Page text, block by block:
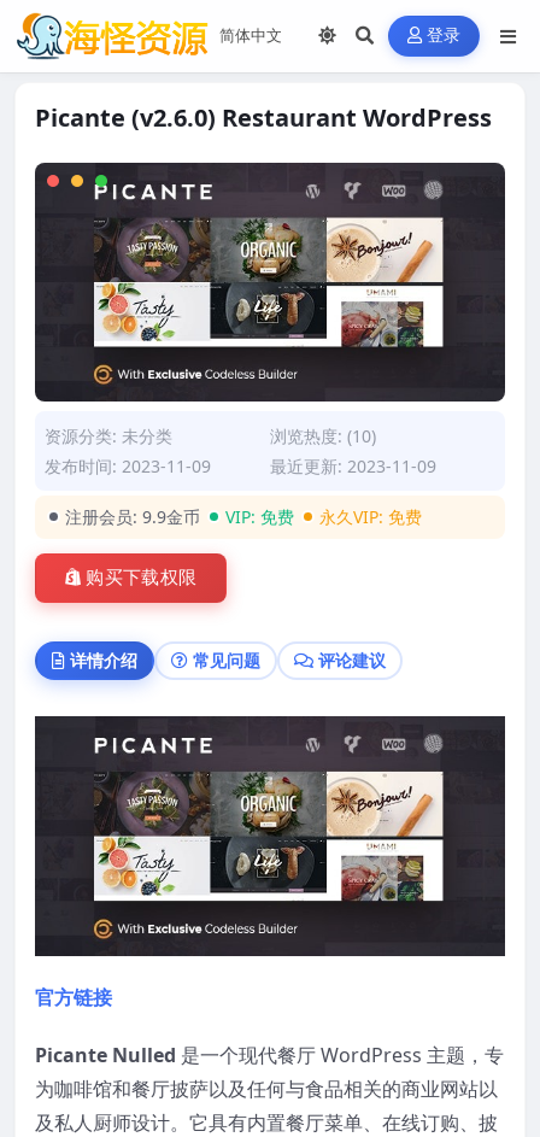
登录
Picante (v2.6.0) Restaurant WordPress
资源分类: 未分类
浏览热度: (10)
发布时间: 2023-11-09
最近更新: 2023-11-09
注册会员: 9.9金币 VIP: 免费 永久VIP: 免费
购买下载权限
详情介绍 常见问题 评论建议
官方链接
Picante Nulled 是一个现代餐厅 WordPress 主题，专
为咖啡馆和餐厅披萨以及任何与食品相关的商业网站以
及私人厨师设计。它具有内置餐厅菜单、在线订购、披